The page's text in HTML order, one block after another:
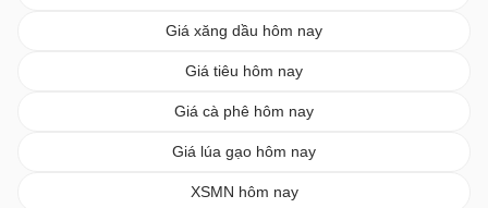
Giá xăng dầu hôm nay
Giá tiêu hôm nay
Giá cà phê hôm nay
Giá lúa gạo hôm nay
XSMN hôm nay